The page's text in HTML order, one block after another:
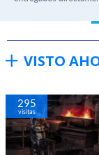
VISTO
295
visitas